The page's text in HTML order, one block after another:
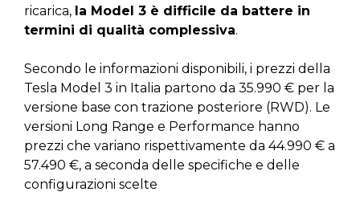
ricarica, la Model 3 è difficile da battere in
termini di qualità complessiva.
Secondo le informazioni disponibili, i prezzi della
Tesla Model 3 in Italia partono da 35.990 € per la
versione base con trazione posteriore (RWD). Le
versioni Long Range e Performance hanno
prezzi che variano rispettivamente da 44.990 € a
57.490 €, a seconda delle specifiche e delle
configurazioni scelte